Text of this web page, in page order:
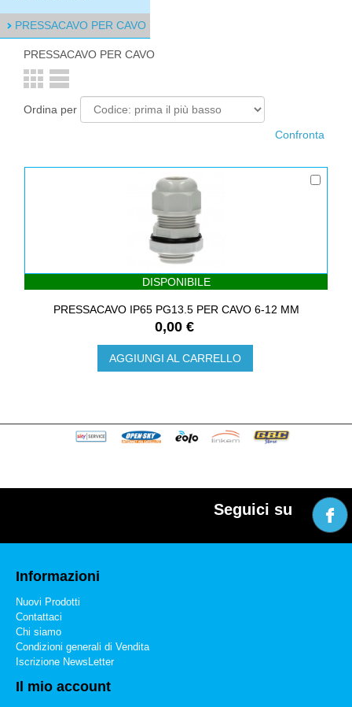
PRESSACAVO PER CAVO
PRESSACAVO PER CAVO
Ordina per
DISPONIBILE
PRESSACAVO IP65 PG13.5 PER CAVO 6-12 MM
0,00 €
AGGIUNGI AL CARRELLO
Seguici su
Informazioni
Nuovi Prodotti
Contattaci
Chi siamo
Condizioni generali di Vendita
Iscrizione NewsLetter
Il mio account